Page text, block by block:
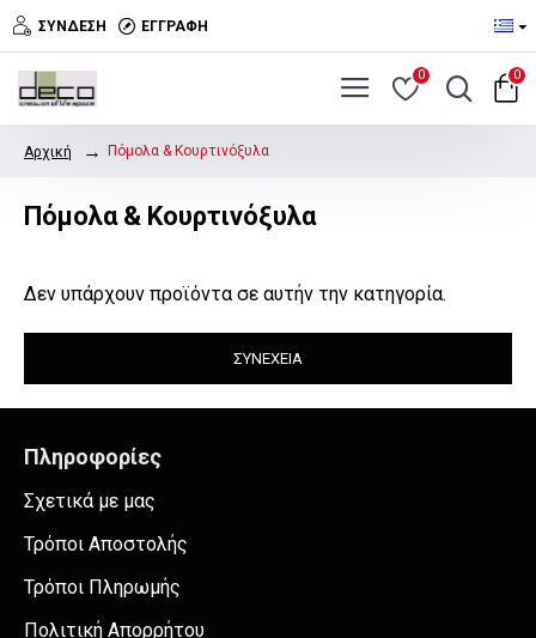
ΣΎΝΔΕΣΗ ΕΓΓΡΑΦΉ
0 0
Αρχική Πόμολα & Κουρτινόξυλα
Πόμολα & Κουρτινόξυλα
Δεν υπάρχουν προϊόντα σε αυτήν την κατηγορία.
ΣΥΝΈΧΕΙΑ
Πληροφορίες
Σχετικά με μας
Τρόποι Αποστολής
Τρόποι Πληρωμής
Πολιτική Απορρήτου